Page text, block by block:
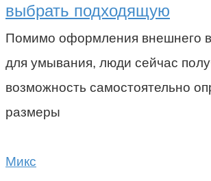
выбрать подходящую
Помимо оформления внешнего
для умывания, люди сейчас
возможность самостоятельно
размеры
Микс